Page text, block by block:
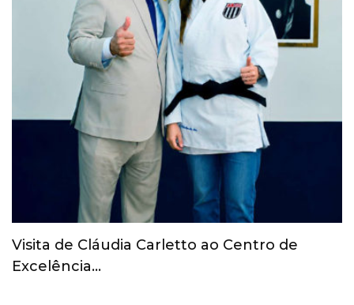
COI revoga suspensão provisória do Comitê
Olímpico Russo